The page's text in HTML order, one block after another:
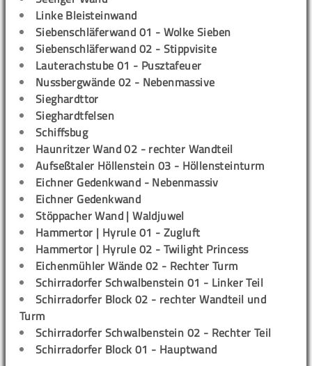
Linke Bleisteinwand
Siebenschläferwand 01 - Wolke Sieben
Siebenschläferwand 02 - Stippvisite
Lauterachstube 01 - Pusztafeuer
Nussbergwände 02 - Nebenmassive
Sieghardttor
Sieghardtfelsen
Schiffsbug
Haunritzer Wand 02 - rechter Wandteil
Aufseßtaler Höllenstein 03 - Höllensteinturm
Eichner Gedenkwand - Nebenmassiv
Eichner Gedenkwand
Stöppacher Wand | Waldjuwel
Hammertor | Hyrule 01 - Zugluft
Hammertor | Hyrule 02 - Twilight Princess
Eichenmühler Wände 02 - Rechter Turm
Schirradorfer Schwalbenstein 01 - Linker Teil
Schirradorfer Block 02 - rechter Wandteil und
Turm
Schirradorfer Schwalbenstein 02 - Rechter Teil
Schirradorfer Block 01 - Hauptwand